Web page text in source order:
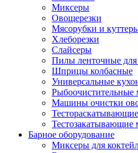
Миксеры
Овощерезки
Мясорубки и
Хлеборезки
Слайсеры
Пилы ленточные для
Шприцы колбасные
Универсальные
Машины очистки
Барное оборудование
Миксеры для